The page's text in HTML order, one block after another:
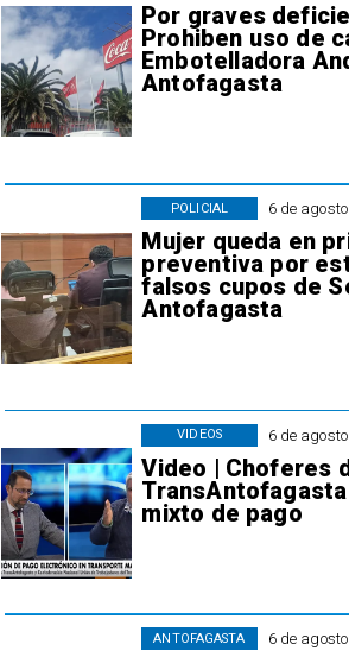
Por graves
Prohiben uso de
Embotelladora
Antofagasta
6 de
Mujer queda en
preventiva por
falsos cupos de
Antofagasta
POLICIAL
6 de
Video | Choferes
mixto de pago
VIDEOS
6 de
ANTOFAGASTA